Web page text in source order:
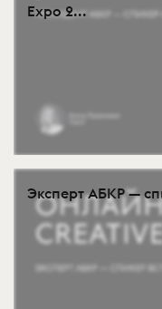
Expo 2...
Эксперт АБКР —